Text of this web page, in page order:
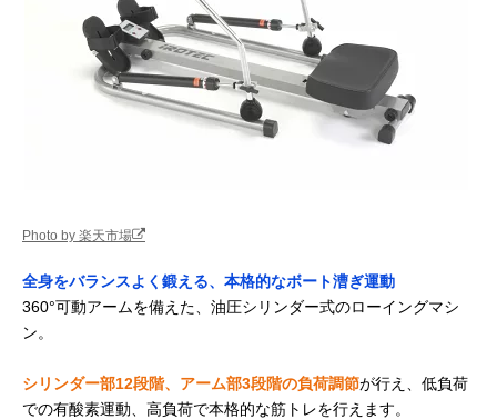
Photo by 楽天市場
全身をバランスよく鍛える、本格的なボート漕ぎ運動
360°可動アームを備えた、油圧シリンダー式のローイングマシ
ン。
シリンダー部12段階、アーム部3段階の負荷調節が行え、低負荷
での有酸素運動、高負荷で本格的な筋トレを行えます。